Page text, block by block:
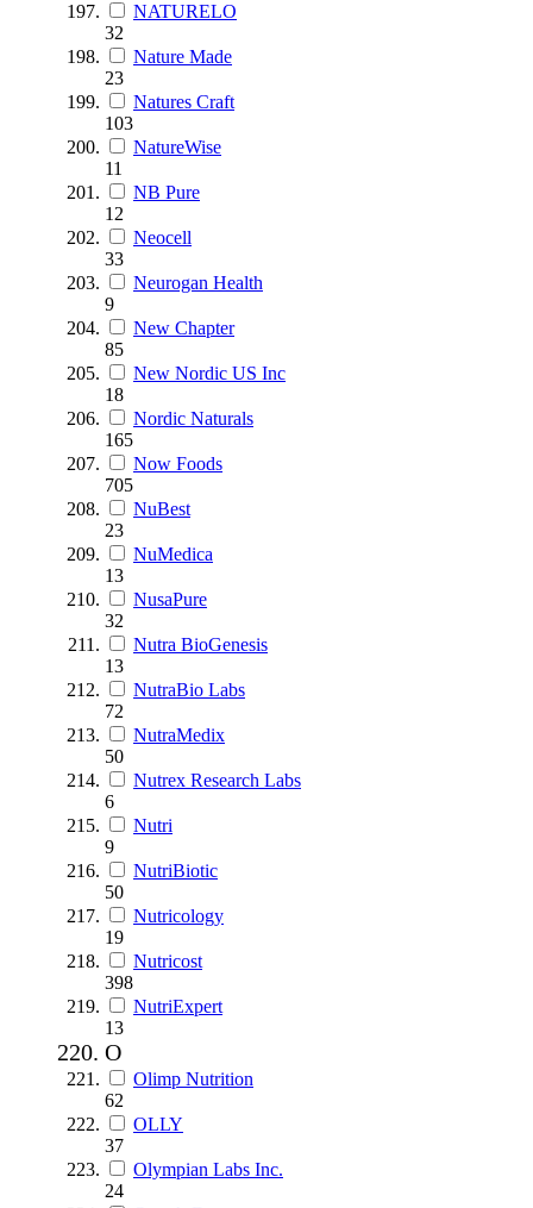
NATURELO
32
Nature Made
23
Natures Craft
103
NatureWise
11
NB Pure
12
Neocell
33
Neurogan Health
9
New Chapter
85
New Nordic US Inc
18
Nordic Naturals
165
Now Foods
705
NuBest
23
NuMedica
13
NusaPure
32
Nutra BioGenesis
13
NutraBio Labs
72
NutraMedix
50
Nutrex Research Labs
6
Nutri
9
NutriBiotic
50
Nutricology
19
Nutricost
398
NutriExpert
13
O
Olimp Nutrition
62
OLLY
37
Olympian Labs Inc.
24